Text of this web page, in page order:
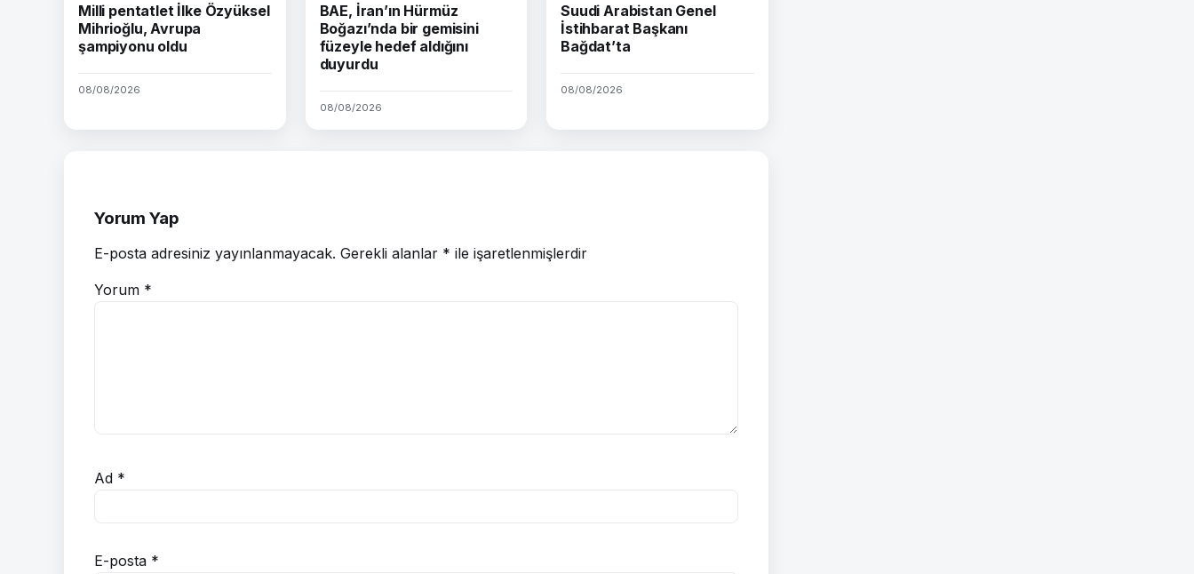
Milli pentatlet İlke Özyüksel
Mihrioğlu, Avrupa
şampiyonu oldu
08/08/2026
BAE, İran’ın Hürmüz
Boğazı’nda bir gemisini
füzeyle hedef aldığını
duyurdu
08/08/2026
Suudi Arabistan Genel
İstihbarat Başkanı
Bağdat’ta
08/08/2026
Yorum Yap
E-posta adresiniz yayınlanmayacak. Gerekli alanlar * ile işaretlenmişlerdir
Yorum *
Ad *
E-posta *